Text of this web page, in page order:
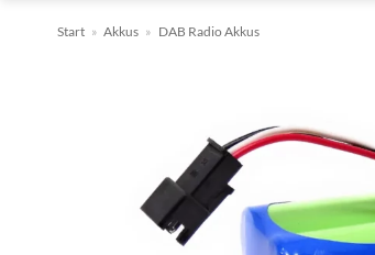
Start » Akkus » DAB Radio Akkus